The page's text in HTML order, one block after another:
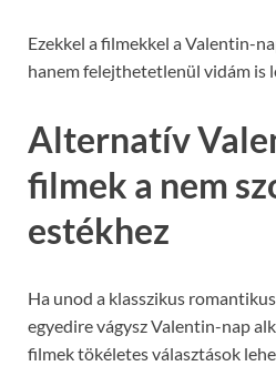
Ezekkel a filmekkel a Valentin-
hanem felejthetetlenül vidám is
Alternatív
filmek a nem
estékhez
Ha unod a klasszikus
egyedire vágysz Valentin-nap
filmek tökéletes választások